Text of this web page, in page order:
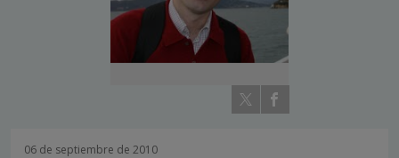
06 de septiembre de 2010